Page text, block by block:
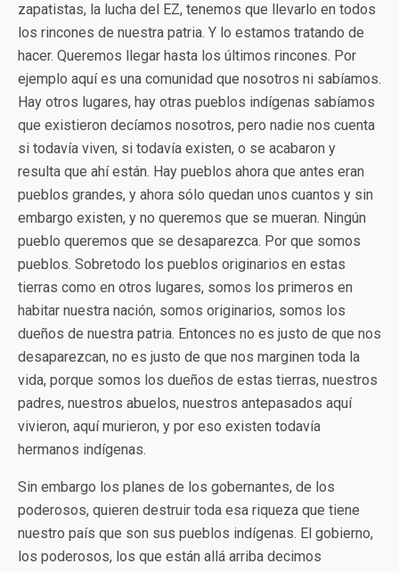
zapatistas, la lucha del EZ, tenemos que llevarlo en todos
los rincones de nuestra patria. Y lo estamos tratando de
hacer. Queremos llegar hasta los últimos rincones. Por
ejemplo aquí es una comunidad que nosotros ni sabíamos.
Hay otros lugares, hay otras pueblos indígenas sabíamos
que existieron decíamos nosotros, pero nadie nos cuenta
si todavía viven, si todavía existen, o se acabaron y
resulta que ahí están. Hay pueblos ahora que antes eran
pueblos grandes, y ahora sólo quedan unos cuantos y sin
embargo existen, y no queremos que se mueran. Ningún
pueblo queremos que se desaparezca. Por que somos
pueblos. Sobretodo los pueblos originarios en estas
tierras como en otros lugares, somos los primeros en
habitar nuestra nación, somos originarios, somos los
dueños de nuestra patria. Entonces no es justo de que nos
desaparezcan, no es justo de que nos marginen toda la
vida, porque somos los dueños de estas tierras, nuestros
padres, nuestros abuelos, nuestros antepasados aquí
vivieron, aquí murieron, y por eso existen todavía
hermanos indígenas.
Sin embargo los planes de los gobernantes, de los
poderosos, quieren destruir toda esa riqueza que tiene
nuestro país que son sus pueblos indígenas. El gobierno,
los poderosos, los que están allá arriba decimos